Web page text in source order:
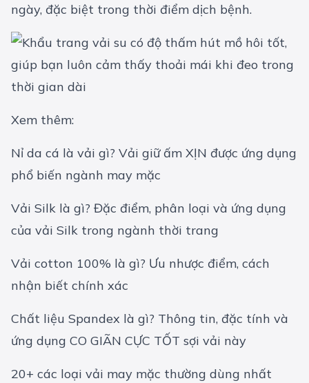
ngày, đặc biệt trong thời điểm dịch bệnh.
Xem thêm:
Nỉ da cá là vải gì? Vải giữ ấm XỊN được ứng dụng
phổ biến ngành may mặc
Vải Silk là gì? Đặc điểm, phân loại và ứng dụng
của vải Silk trong ngành thời trang
Vải cotton 100% là gì? Ưu nhược điểm, cách
nhận biết chính xác
Chất liệu Spandex là gì? Thông tin, đặc tính và
ứng dụng CO GIÃN CỰC TỐT sợi vải này
20+ các loại vải may mặc thường dùng nhất